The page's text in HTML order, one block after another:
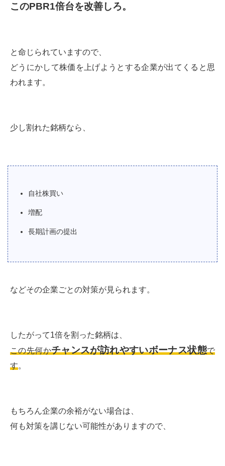
このPBR1倍台を改善しろ。
と命じられていますので、
どうにかして株価を上げようとする企業が出てくると思
われます。
少し割れた銘柄なら、
自社株買い
増配
長期計画の提出
などその企業ごとの対策が見られます。
したがって1倍を割った銘柄は、
この先何かチャンスが訪れやすいボーナス状態で
す。
もちろん企業の余裕がない場合は、
何も対策を講じない可能性がありますので、